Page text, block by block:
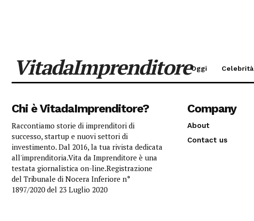
VitadaImprenditoreOggi Celebrità
Chi è VitadaImprenditore?
Raccontiamo storie di imprenditori di
successo, startup e nuovi settori di
investimento. Dal 2016, la tua rivista dedicata
all'imprenditoria.Vita da Imprenditore è una
testata giornalistica on-line.Registrazione
del Tribunale di Nocera Inferiore n°
1897/2020 del 23 Luglio 2020
Company
About
Contact us